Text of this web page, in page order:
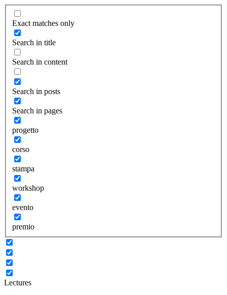
Exact matches only
Search in title
Search in content
Search in posts
Search in pages
progetto
corso
stampa
workshop
evento
premio
Lectures